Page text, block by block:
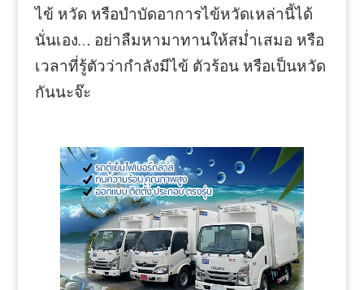
ไข้ หวัด หรือบำบัดอาการไข้หวัดเหล่านี้ได้
นั่นเอง… อย่าลืมหามาทานให้สม่ำเสมอ หรือ
เวลาที่รู้ตัวว่ากำลังมีไข้ ตัวร้อน หรือเป็นหวัด
กันนะจ๊ะ